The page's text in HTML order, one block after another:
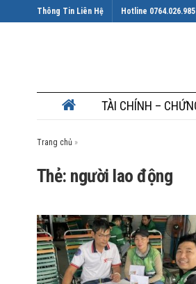
Thông Tin Liên Hệ Hotline 0764.026.985
TÀI CHÍNH –
Trang chủ »
Thẻ: người lao động